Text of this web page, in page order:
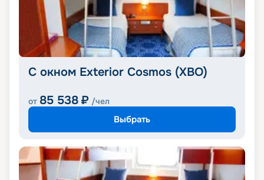
С окном Exterior Cosmos (XBO)
от 85 538 ₽ /чел
Выбрать